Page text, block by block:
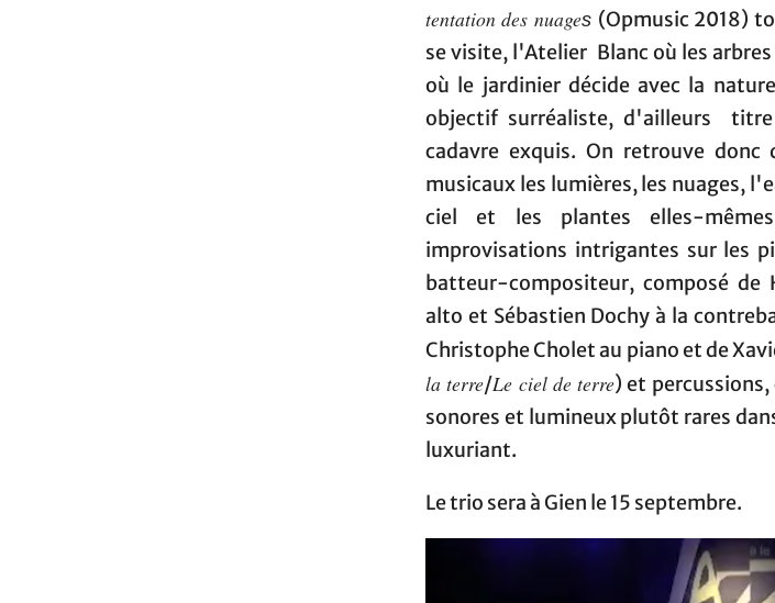
tentation des nuages (Opmusic 2018)
se visite, l'Atelier Blanc où les
où le jardinier décide avec la
objectif surréaliste, d'ailleurs
cadavre exquis. On retrouve donc
musicaux les lumières, les nuages,
ciel et les plantes elles-
improvisations intrigantes sur les
batteur-compositeur, composé de
alto et Sébastien Dochy à la
Christophe Cholet au piano et de
la terre/Le ciel de terre) et
sonores et lumineux plutôt rares
luxuriant.
Le trio sera à Gien le 15 septembre.